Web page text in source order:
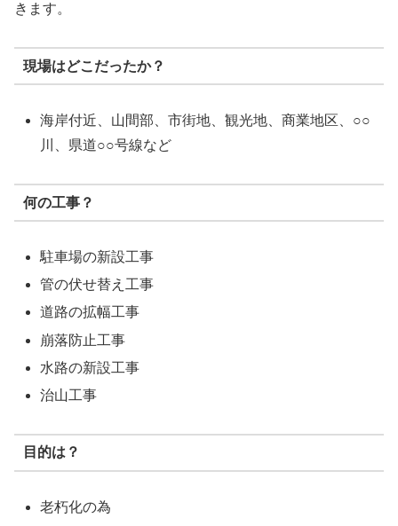
きます。
現場はどこだったか？
海岸付近、山間部、市街地、観光地、商業地区、○○
川、県道○○号線など
何の工事？
駐車場の新設工事
管の伏せ替え工事
道路の拡幅工事
崩落防止工事
水路の新設工事
治山工事
目的は？
老朽化の為